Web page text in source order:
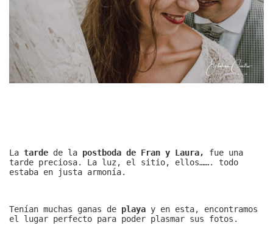
La tarde de la postboda de Fran y Laura,
fue una
tarde preciosa. La luz, el sitio, ellos……. todo
estaba en justa armonía.
Tenían muchas ganas de playa y en esta, encontramos
el lugar perfecto para poder plasmar sus fotos.